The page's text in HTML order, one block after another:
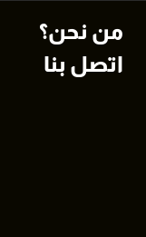
من نحن؟
اتصل بنا